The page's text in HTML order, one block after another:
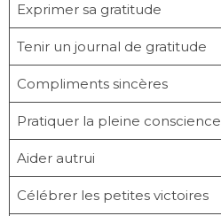
Exprimer sa gratitude
Tenir un journal de gratitude
Compliments sincères
Pratiquer la pleine conscience
Aider autrui
Célébrer les petites victoires